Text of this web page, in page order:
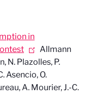
in
Allmann
N. Plazolles, P.
Asencio, O.
A. Mourier, J.-C.